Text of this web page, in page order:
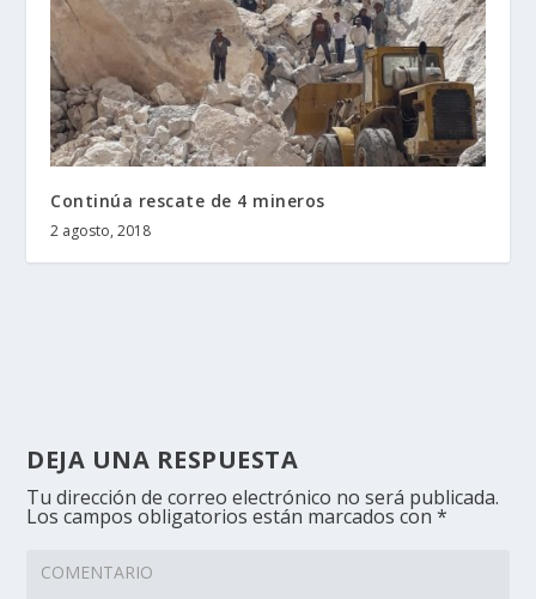
Continúa rescate de 4 mineros
2 agosto, 2018
DEJA UNA RESPUESTA
Tu dirección de correo electrónico no será publicada.
Los campos obligatorios están marcados con*